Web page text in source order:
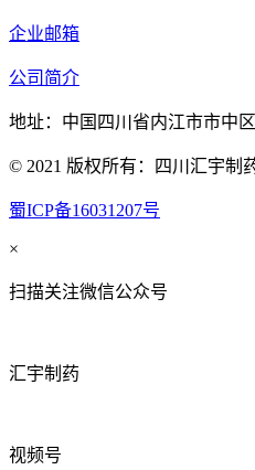
企业邮箱
公司简介
地址：中国四川省内江市市中
© 2021 版权所有：四川汇宇制
蜀ICP备16031207号
×
扫描关注微信公众号
汇宇制药
视频号